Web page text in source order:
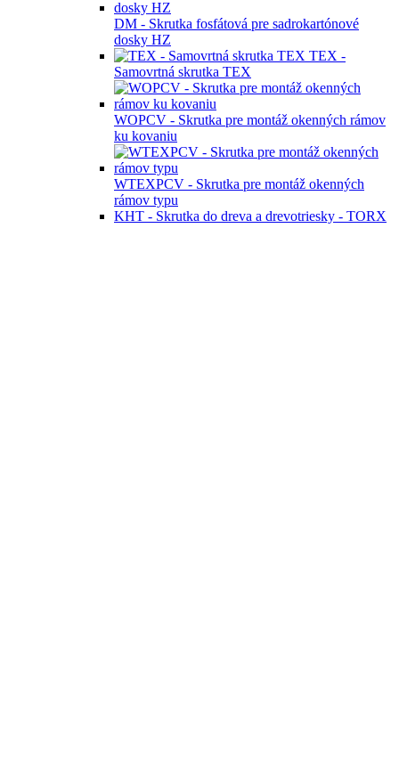
DM - Skrutka fosfátová pre sadrokartónové
dosky HZ
TEX -
Samovrtná skrutka TEX
WOPCV - Skrutka pre montáž okenných rámov
ku kovaniu
WTEXPCV - Skrutka pre montáž okenných
rámov typu
KHT - Skrutka do dreva a drevotriesky - TORX